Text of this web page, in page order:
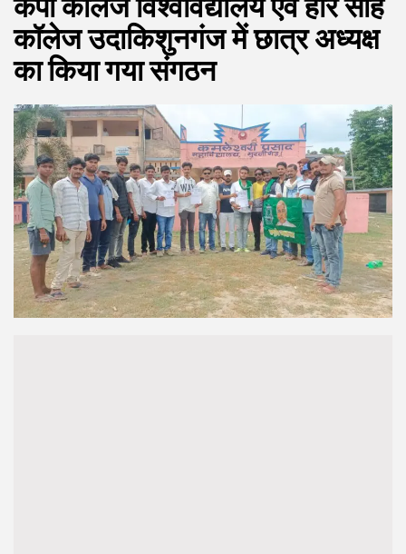
केपी कॉलेज विश्वविद्यालय एवं हरि साह
कॉलेज उदाकिशुनगंज में छात्र अध्यक्ष
का किया गया संगठन